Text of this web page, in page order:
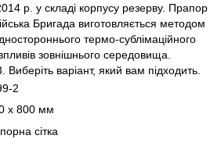
р. у складі корпусу резерву. Прапор
Бригада виготовляється методом
термо-сублімаційного
зовнішнього середовища.
варіант, який вам підходить.
2
х 800 мм
сітка